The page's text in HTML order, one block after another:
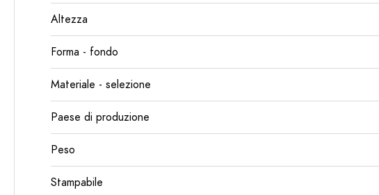
Altezza
Forma - fondo
Materiale - selezione
Paese di produzione
Peso
Stampabile